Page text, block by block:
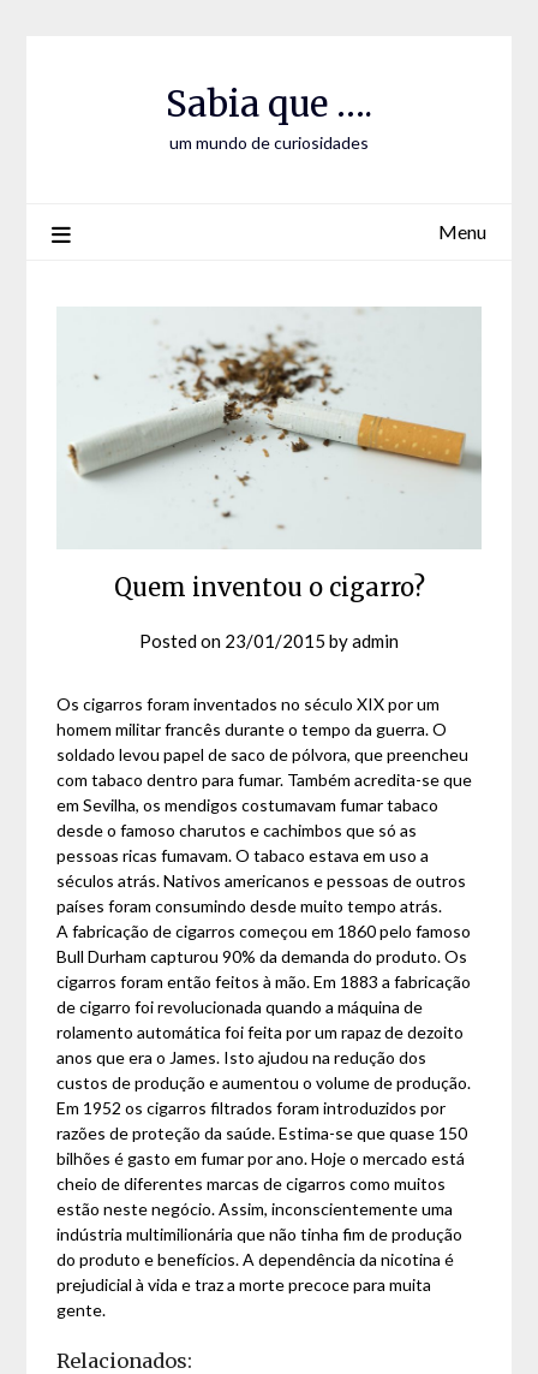
Sabia que ….
um mundo de curiosidades
Menu
Quem inventou o cigarro?
Posted on 23/01/2015 byadmin
Os cigarros foram inventados no século XIX por um
homem militar francês durante o tempo da guerra. O
soldado levou papel de saco de pólvora, que preencheu
com tabaco dentro para fumar. Também acredita-se que
em Sevilha, os mendigos costumavam fumar tabaco
desde o famoso charutos e cachimbos que só as
pessoas ricas fumavam. O tabaco estava em uso a
séculos atrás. Nativos americanos e pessoas de outros
países foram consumindo desde muito tempo atrás.
A fabricação de cigarros começou em 1860 pelo famoso
Bull Durham capturou 90% da demanda do produto. Os
cigarros foram então feitos à mão. Em 1883 a fabricação
de cigarro foi revolucionada quando a máquina de
rolamento automática foi feita por um rapaz de dezoito
anos que era o James. Isto ajudou na redução dos
custos de produção e aumentou o volume de produção.
Em 1952 os cigarros filtrados foram introduzidos por
razões de proteção da saúde. Estima-se que quase 150
bilhões é gasto em fumar por ano. Hoje o mercado está
cheio de diferentes marcas de cigarros como muitos
estão neste negócio. Assim, inconscientemente uma
indústria multimilionária que não tinha fim de produção
do produto e benefícios. A dependência da nicotina é
prejudicial à vida e traz a morte precoce para muita
gente.
Relacionados: